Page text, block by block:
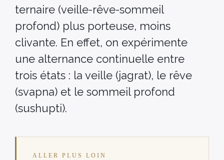
ternaire (veille-rêve-sommeil
profond) plus porteuse, moins
clivante. En effet, on expérimente
une alternance continuelle entre
trois états : la veille (jagrat), le rêve
(svapna) et le sommeil profond
(sushupti).
ALLER PLUS LOIN